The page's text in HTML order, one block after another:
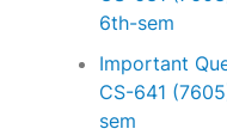
6th-sem
Important
CS-641
sem